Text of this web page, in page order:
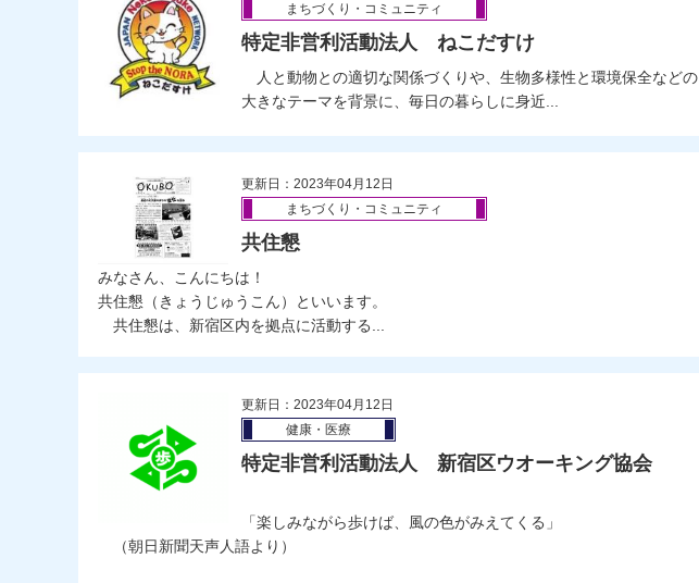
まちづくり・コミュニティ
特定非営利活動法人 ねこだすけ
人と動物との適切な関係づくりや、生物多様性と環境保全などの
大きなテーマを背景に、毎日の暮らしに身近...
更新日：2023年04月12日
まちづくり・コミュニティ
共住懇
みなさん、こんにちは！
共住懇（きょうじゅうこん）といいます。
共住懇は、新宿区内を拠点に活動する...
更新日：2023年04月12日
健康・医療
特定非営利活動法人 新宿区ウオーキング協会
「楽しみながら歩けば、風の色がみえてくる」
（朝日新聞天声人語より）